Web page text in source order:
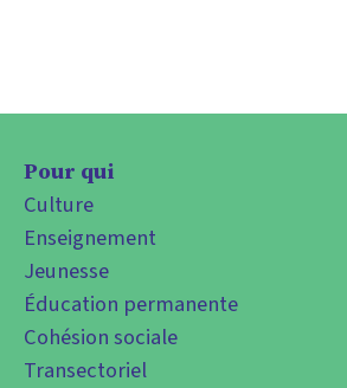
Pour qui
Culture
Enseignement
Jeunesse
Éducation permanente
Cohésion sociale
Transectoriel